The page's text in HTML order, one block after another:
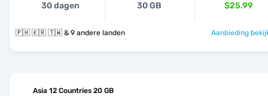
30 dagen 30 GB $25.99
🇵🇭 🇰🇷 🇹🇼 & 9 andere landen Aanbieding
Asia 12 Countries 20 GB